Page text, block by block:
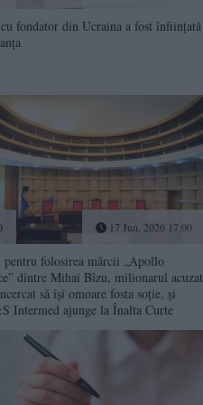
fondator din Ucraina a fost înființată
17 Jun, 2026 17:00
pentru folosirea mărcii „Apollo
dintre Mihai Bîzu, milionarul acuzat
să își omoare fosta soție, și
Intermed ajunge la Înalta Curte